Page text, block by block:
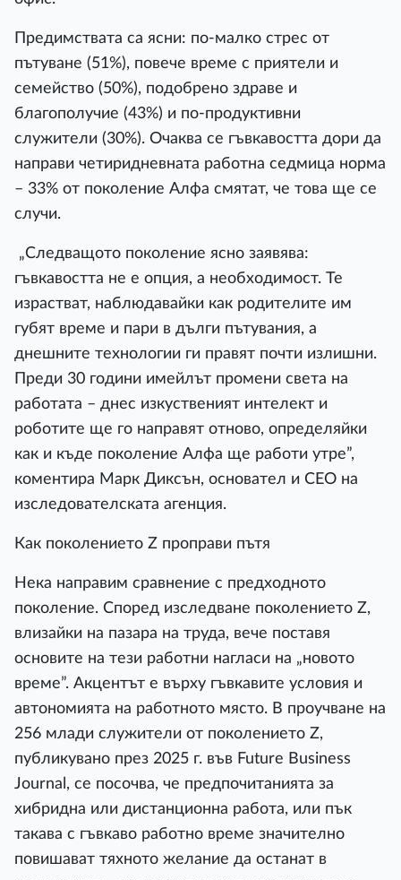
Предимствата са ясни: по-малко стрес от
пътуване (51%), повече време с приятели и
семейство (50%), подобрено здраве и
благополучие (43%) и по-продуктивни
служители (30%). Очаква се гъвкавостта дори да
направи четиридневната работна седмица норма
– 33% от поколение Алфа смятат, че това ще се
случи.
„Следващото поколение ясно заявява:
гъвкавостта не е опция, а необходимост. Те
израстват, наблюдавайки как родителите им
губят време и пари в дълги пътувания, а
днешните технологии ги правят почти излишни.
Преди 30 години имейлът промени света на
работата – днес изкуственият интелект и
роботите ще го направят отново, определяйки
как и къде поколение Алфа ще работи утре”,
коментира Марк Диксън, основател и CEO на
изследователската агенция.
Как поколението Z проправи пътя
Нека направим сравнение с предходното
поколение. Според изследване поколението Z,
влизайки на пазара на труда, вече поставя
основите на тези работни нагласи на „новото
време”. Акцентът е върху гъвкавите условия и
автономията на работното място. В проучване на
256 млади служители от поколението Z,
публикувано през 2025 г. във Future Business
Journal, се посочва, че предпочитанията за
хибридна или дистанционна работа, или пък
такава с гъвкаво работно време значително
повишават тяхното желание да останат в